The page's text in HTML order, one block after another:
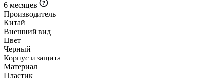
6 месяцев
Производитель
Китай
Внешний вид
Цвет
Черный
Корпус и защита
Материал
Пластик